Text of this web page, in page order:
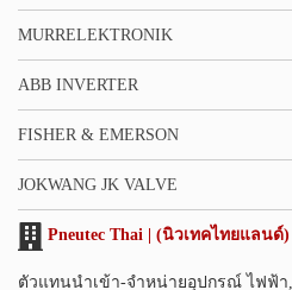
MURRELEKTRONIK
ABB INVERTER
FISHER & EMERSON
JOKWANG JK VALVE
Pneutec Thai | (นิวเทคไทยแลนด์)
ตัวแทนนำเข้า-จำหน่ายอุปกรณ์ ไฟฟ้า